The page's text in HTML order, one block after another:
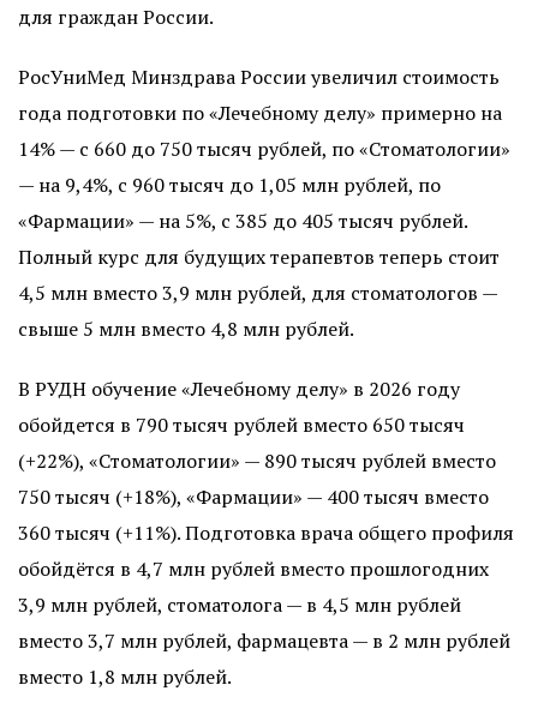
для граждан России.
РосУниМед Минздрава России увеличил стоимость
года подготовки по «Лечебному делу» примерно на
14% — с 660 до 750 тысяч рублей, по «Стоматологии»
— на 9,4%, с 960 тысяч до 1,05 млн рублей, по
«Фармации» — на 5%, с 385 до 405 тысяч рублей.
Полный курс для будущих терапевтов теперь стоит
4,5 млн вместо 3,9 млн рублей, для стоматологов —
свыше 5 млн вместо 4,8 млн рублей.
В РУДН обучение «Лечебному делу» в 2026 году
обойдется в 790 тысяч рублей вместо 650 тысяч
(+22%), «Стоматологии» — 890 тысяч рублей вместо
750 тысяч (+18%), «Фармации» — 400 тысяч вместо
360 тысяч (+11%). Подготовка врача общего профиля
обойдётся в 4,7 млн рублей вместо прошлогодних
3,9 млн рублей, стоматолога — в 4,5 млн рублей
вместо 3,7 млн рублей, фармацевта — в 2 млн рублей
вместо 1,8 млн рублей.